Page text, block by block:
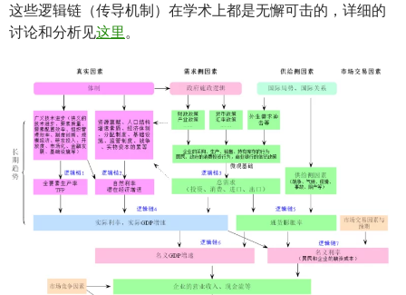
这些逻辑链（传导机制）在学术上都是无懈可击的，详细的
讨论和分析见这里 。